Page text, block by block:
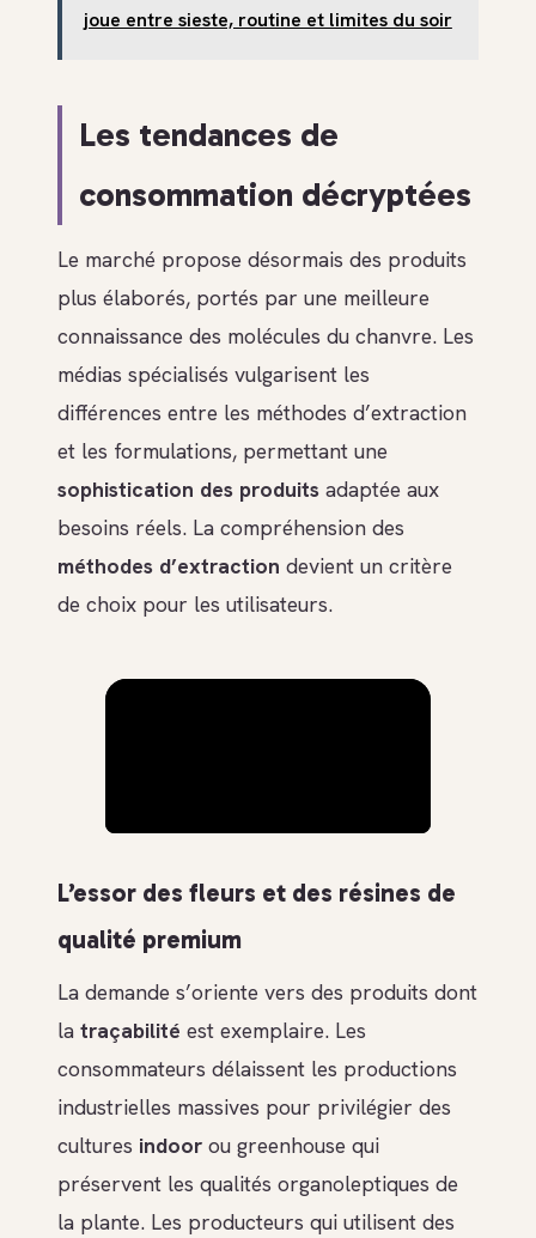
joue entre sieste, routine et limites du soir
Les tendances de
consommation décryptées
Le marché propose désormais des produits
plus élaborés, portés par une meilleure
connaissance des molécules du chanvre. Les
médias spécialisés vulgarisent les
différences entre les méthodes d’extraction
et les formulations, permettant une
sophistication des produits adaptée aux
besoins réels. La compréhension des
méthodes d’extraction devient un critère
de choix pour les utilisateurs.
L’essor des fleurs et des résines de
qualité premium
La demande s’oriente vers des produits dont
la traçabilité est exemplaire. Les
consommateurs délaissent les productions
industrielles massives pour privilégier des
cultures indoor ou greenhouse qui
préservent les qualités organoleptiques de
la plante. Les producteurs qui utilisent des